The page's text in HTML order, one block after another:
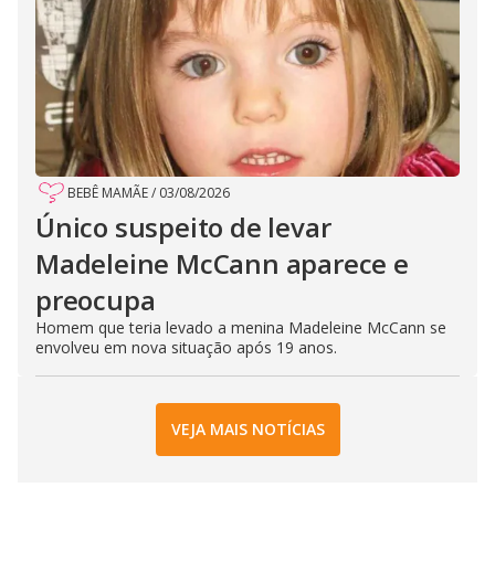
BEBÊ MAMÃE/ 03/08/2026
Único suspeito de levar
Madeleine McCann aparece e
preocupa
Homem que teria levado a menina Madeleine McCann se
envolveu em nova situação após 19 anos.
VEJA MAIS NOTÍCIAS